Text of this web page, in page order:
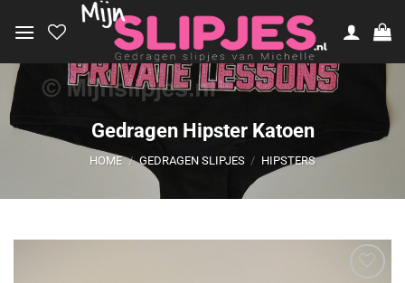
naar
Gedragen Hipster Katoen
HOME / GEDRAGEN SLIPJES / HIPSTERS